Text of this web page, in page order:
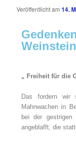
Veröffentlicht am14.
„ Freiheit für die
Das fordern wir
Mahnwachen in
bei der gestrigen
angeblafft, die